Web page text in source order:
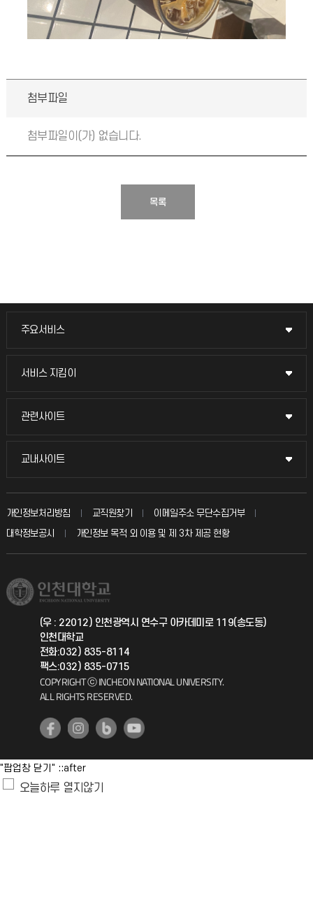
첨부파일
첨부파일이(가) 없습니다.
목록
주요서비스
주요서비스
교무회의방송
입학안내
취업정보(학생)
서비스 지킴이
서비스 지킴이
묻고 답하기
칭찬마당
학생서비스 지킴이
관련사이트
관련사이트
국방헬프콜
총동문회
교내사이트
교내사이트
교수회
교육혁신본부
국제지원과
공자아카데미
기초교육원
사회봉사센터
개인정보처리방침 교직원찾기
이메일주소 무단수집거부
대학정보공시
개인정보 목적 외 이용 및 제 3차 제공 현황
(우 : 22012) 인천광역시 연수구 아카데미로 119(송도동)
인천대학교
전화:032) 835-8114
팩스:032) 835-0715
COPYRIGHT ⓒ INCHEON NATIONAL UNIVERSITY.
ALL RIGHTS RESERVED.
"팝업창 닫기" ::after
오늘하루 열지않기